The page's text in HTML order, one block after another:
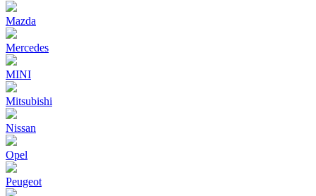
Mazda
Mercedes
MINI
Mitsubishi
Nissan
Opel
Peugeot